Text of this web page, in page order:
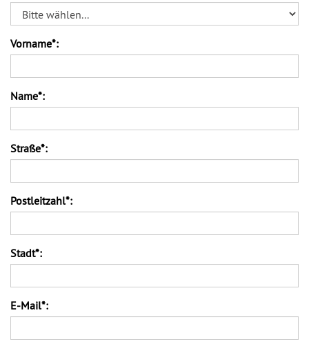
Vorname*:
Name*:
Straße*:
Postleitzahl*:
Stadt*:
E-Mail*: